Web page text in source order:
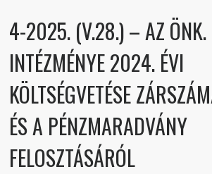
4-2025. (V.28.) – AZ ÖNK.
INTÉZMÉNYE 2024. ÉVI
KÖLTSÉGVETÉSE
ÉS A PÉNZMARADVÁNY
FELOSZTÁSÁRÓL